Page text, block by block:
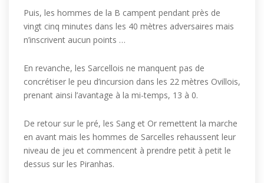
Puis, les hommes de la B campent pendant près de
vingt cinq minutes dans les 40 mètres adversaires mais
n’inscrivent aucun points …
En revanche, les Sarcellois ne manquent pas de
concrétiser le peu d’incursion dans les 22 mètres Ovillois,
prenant ainsi l’avantage à la mi-temps, 13 à 0.
De retour sur le pré, les Sang et Or remettent la marche
en avant mais les hommes de Sarcelles rehaussent leur
niveau de jeu et commencent à prendre petit à petit le
dessus sur les Piranhas.